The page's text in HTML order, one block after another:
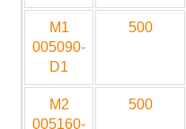
M1
005090-
D1
500
M2
005160-
500